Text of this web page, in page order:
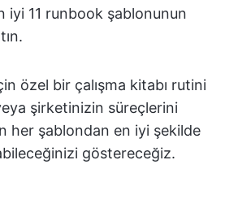
iyi 11 runbook şablonunun
özel bir çalışma kitabı rutini
şirketinizin süreçlerini
her şablondan en iyi şekilde
göstereceğiz.